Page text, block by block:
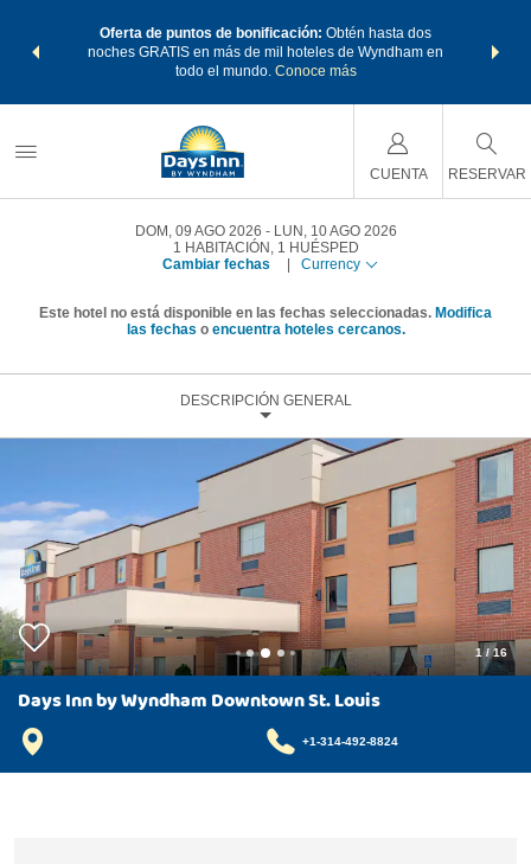
Oferta de puntos de bonificación:Obtén hasta dos
noches GRATIS en más de mil hoteles de Wyndham en
todo el mundo. Conoce más
de viaje
CUENTA RESERVAR
DOM, 09 AGO 2026
LUN, 10 AGO 2026
1 HABITACIÓN , 1 HUÉSPED
Cambiar fechas
Currency
Este hotel no está disponible en las fechas seleccionadas. Modifica
las fechas o encuentra hoteles cercanos.
DESCRIPCIÓN GENERAL
1/ 16
Days Inn by Wyndham Downtown St. Louis
+1-314-492-8824